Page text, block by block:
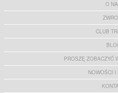
O
CLUB
PROSZĘ ZOBACZYĆ
NOWOŚCI I